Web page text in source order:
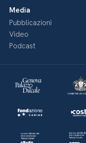
Media
Pubblicazioni
Video
Podcast